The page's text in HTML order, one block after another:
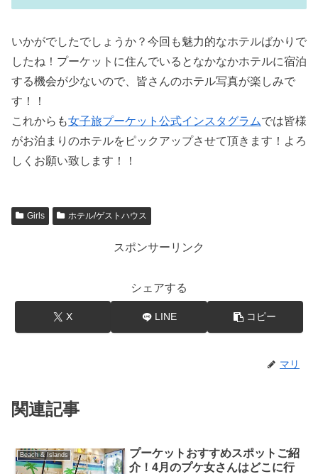
いかがでしたでしょうか？今回も魅力的なホテルばかりで
したね！プーケットに住んでいるとなかなかホテルに宿泊
する機会が少ないので、皆さんのホテル写真が楽しみで
す！！
これからも女子旅プーケット公式インスタグラムでは皆様
がお泊まりのホテルをピックアップさせて頂きます！よろ
しくお願い致します！！
Girls ホテル/ゲストハウス
スポンサーリンク
シェアする
X LINE コピー
マリ
関連記事
Beach & Islands
プーケットおすすめスポットご紹
介！4月のプケ女さんはどこに行